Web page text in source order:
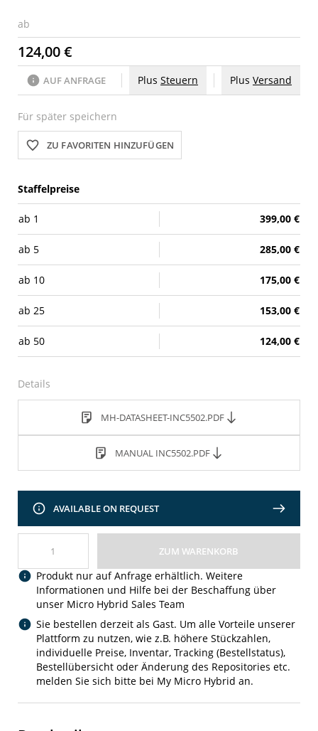
ab
124,00 €
AUF ANFRAGE Plus Steuern Plus Versand
Für später speichern
ZU FAVORITEN HINZUFÜGEN
Staffelpreise
ab 1 399,00 €
ab 5 285,00 €
ab 10 175,00 €
ab 25 153,00 €
ab 50 124,00 €
Details
MH-DATASHEET-INC5502.PDF
MANUAL INC5502.PDF
AVAILABLE ON REQUEST
ZUM WARENKORB
Produkt nur auf Anfrage erhältlich. Weitere
Informationen und Hilfe bei der Beschaffung über
unser Micro Hybrid Sales Team
Sie bestellen derzeit als Gast. Um alle Vorteile unserer
Plattform zu nutzen, wie z.B. höhere Stückzahlen,
individuelle Preise, Inventar, Tracking (Bestellstatus),
Bestellübersicht oder Änderung des Repositories etc.
melden Sie sich bitte bei My Micro Hybrid an.